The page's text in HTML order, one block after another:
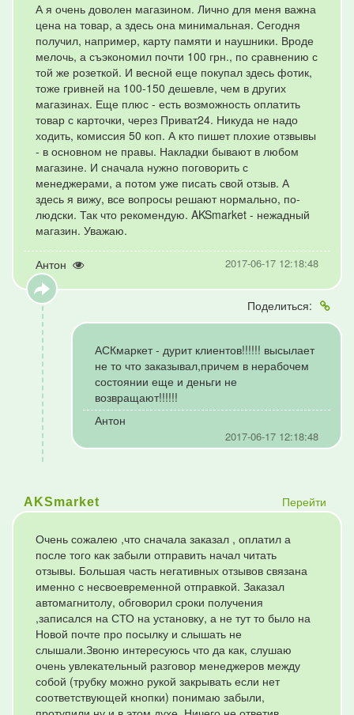
А я очень доволен магазином. Лично для меня важна
цена на товар, а здесь она минимальная. Сегодня
получил, например, карту памяти и наушники. Вроде
мелочь, а съэкономил почти 100 грн., по сравнению с
той же розеткой. И весной еще покупал здесь фотик,
тоже гривней на 100-150 дешевле, чем в других
магазинах. Еще плюс - есть возможность оплатить
товар с карточки, через Приват24. Никуда не надо
ходить, комиссия 50 коп. А кто пишет плохие отзвывы
- в основном не правы. Накладки бывают в любом
магазине. И сначала нужно поговорить с
менеджерами, а потом уже писать свой отзыв. А
здесь я вижу, все вопросы решают нормально, по-
людски. Так что рекомендую. AKSmarket - нежадный
магазин. Уважаю.
Антон 2017-06-17 12:18:48
Поделиться:
АСКмаркет - дурит клиентов!!!!!! высылает
не то что заказывал,причем в нерабочем
состоянии еще и деньги не
возвращают!!!!!!
Антон
2017-06-17 12:18:48
AKSmarket Перейти
Очень сожалею ,что сначала заказал , оплатил а
после того как забыли отправить начал читать
отзывы. Большая часть негативных отзывов связана
именно с несвоевременной отправкой. Заказал
автомагнитолу, обговорил сроки получения
,записался на СТО на установку, а не тут то было на
Новой почте про посылку и слышать не
слышали.Звоню интересуюсь что да как, слушаю
очень увлекательный разговор менеджеров между
собой (трубку можно рукой закрывать если нет
соответствующей кнопки) понимаю забыли,